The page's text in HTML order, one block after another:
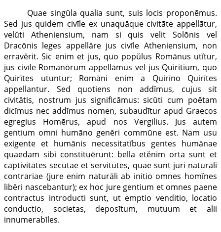
Quae singŭla qualia sunt, suis locis proponēmus.
Sed jus quidem civīle ex unaquāque civitāte appellātur,
velŭti Atheniensium, nam si quis velit Solōnis vel
Dracōnis leges appellāre jus civīle Atheniensium, non
erravĕrit. Sic enim et jus, quo popŭlus Romānus utĭtur,
jus civīle Romanōrum appellāmus vel jus Quiritium, quo
Quirītes utuntur; Romāni enim a Quirīno Quirītes
appellantur. Sed quotiens non addĭmus, cujus sit
civitātis, nostrum jus significāmus: sicŭti cum poētam
dicĭmus nес addĭmus nomen, subaudītur apud Graecos
egregius Homērus, apud nos Vergilius. Jus autem
gentium omni humāno genĕri commūne est. Nam usu
exigente et humānis necessitatĭbus gentes humānae
quaedam sibi constituērunt: bella etĕnim orta sunt et
captivitātes secūtae et servitūtes, quae sunt juri naturāli
contrariae (jure enim naturāli ab initio omnes homĭnes
libĕri nascebantur); ex hoc jure gentium et omnes paene
contractus introducti sunt, ut emptio venditio, locatio
conductio, societas, deposĭtum, mutuum et alii
innumerabĭles.